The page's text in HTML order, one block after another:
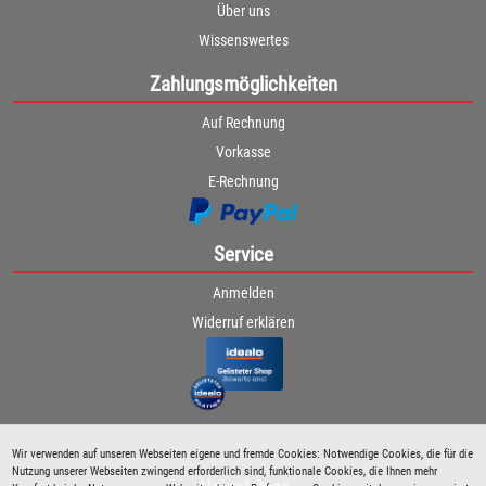
Wir verwenden auf unseren Webseiten eigene und fremde Cookies: Notwendige Cookies, die für die
Nutzung unserer Webseiten zwingend erforderlich sind, funktionale Cookies, die Ihnen mehr
Über uns
Wissenswertes
Zahlungsmöglichkeiten
Auf Rechnung
Vorkasse
E-Rechnung
Service
Anmelden
Widerruf erklären